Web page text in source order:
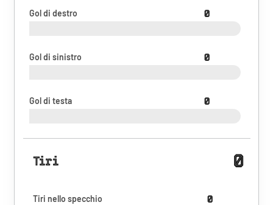
Gol di destro 0
Gol di sinistro 0
Gol di testa 0
Tiri 0
Tiri nello specchio 0